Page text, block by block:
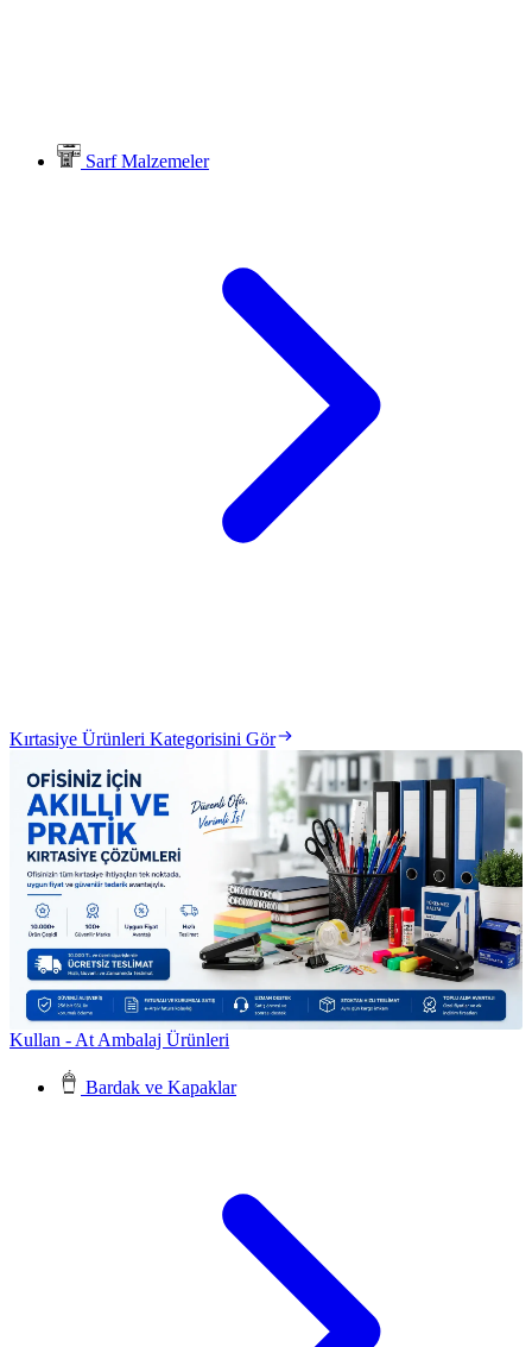
Sarf Malzemeler
Kırtasiye Ürünleri Kategorisini Gör
Kullan - At Ambalaj Ürünleri
Bardak ve Kapaklar